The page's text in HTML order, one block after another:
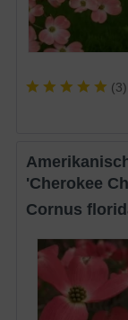
(3)
Amerikanischer Blumen-Hartriegel
'Cherokee
Cornus